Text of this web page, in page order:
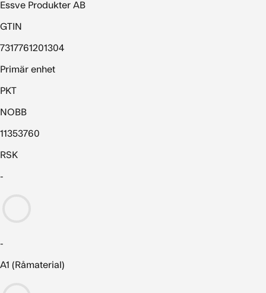
Essve Produkter AB
GTIN
7317761201304
Primär enhet
PKT
NOBB
11353760
RSK
-
-
A1 (Råmaterial)